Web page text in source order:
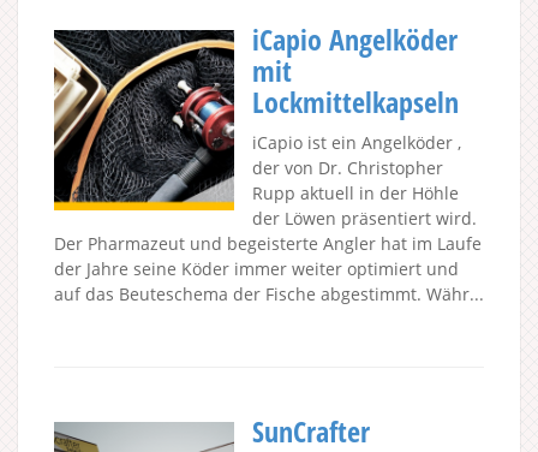
iCapio Angelköder
mit
Lockmittelkapseln
iCapio ist ein Angelköder ,
der von Dr. Christopher
Rupp aktuell in der Höhle
der Löwen präsentiert wird.
Der Pharmazeut und begeisterte Angler hat im Laufe
der Jahre seine Köder immer weiter optimiert und
auf das Beuteschema der Fische abgestimmt. Währ...
SunCrafter